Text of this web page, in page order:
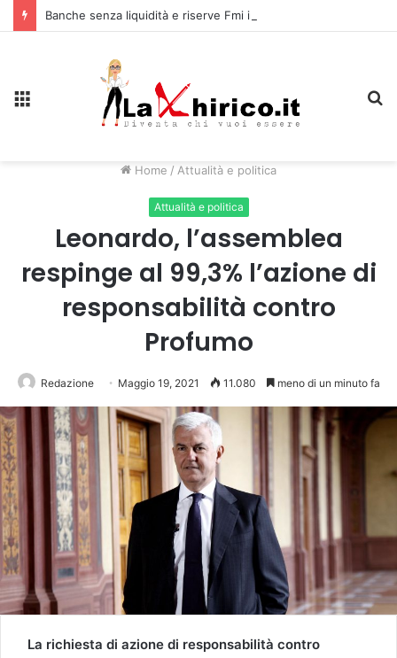
Home / Attualità e politica
Attualità e politica
Leonardo, l’assemblea
respinge al 99,3% l’azione di
responsabilità contro
Profumo
Redazione Maggio 19, 2021 11.080 meno di un minuto fa
La richiesta di azione di responsabilità contro